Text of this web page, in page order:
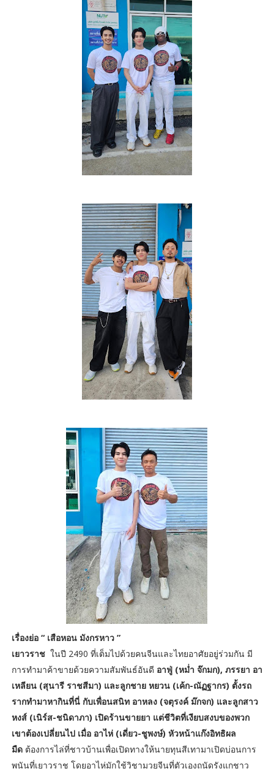
เรื่องย่อ “ เสือหอน มังกรหาว ”
เยาวราชในปี 2490 ที่เต็มไปด้วยคนจีนและไทยอาศัยอยู่ร่วมกัน มี
การทำมาค้าขายด้วยความสัมพันธ์อันดี อาฟู่ (หม่ำ จ๊กมก), ภรรยา อา
เหลียน (สุนารี ราชสีมา) และลูกชาย หยวน (เค้ก-ณัฏฐากร) ตั้งรถ
รากทำมาหากินที่นี่ กับเพื่อนสนิท อาหลง (จตุรงค์ ม๊กจก) และลูกสาว
หงส์ (เนิร์ส-ชนิดาภา) เปิดร้านขายยา แต่ชีวิตที่เงียบสงบของพวก
เขาต้องเปลี่ยนไป เมื่อ อาไห่ (เดี่ยว-ชูพงษ์) หัวหน้าแก๊งอิทธิผล
มืด ต้องการไล่ที่ชาวบ้านเพื่อเปิดทางให้นายทุนสีเทามาเปิดบ่อนการ
พนันที่เยาวราช โดยอาไห่มักใช้วิชามวยจีนที่ตัวเองถนัดรังแกชาว